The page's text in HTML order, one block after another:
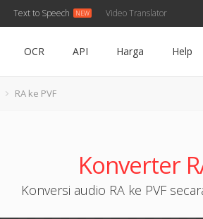
Text to Speech Video Translator
OCR API Harga Help
RA ke PVF
Konverter
Konversi audio RA ke PVF